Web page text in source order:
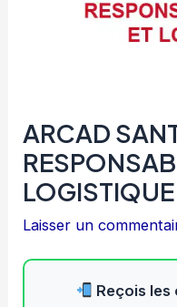
ARCAD
Laisser un
Reçois